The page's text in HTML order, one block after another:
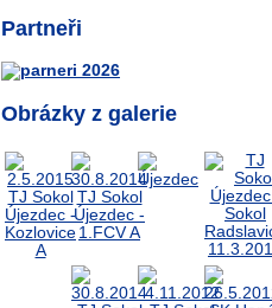
Partneři
Obrázky z galerie